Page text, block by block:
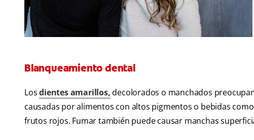
Blanqueamiento dental
Losdientes amarillos,decolorados o manchados
causadas por alimentos con altos pigmentos o bebidas
frutos rojos. Fumar también puede causar manchas